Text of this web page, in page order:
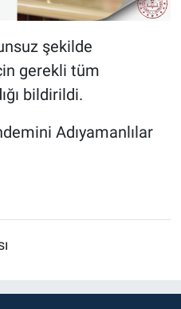
şekilde
gerekli tüm
bildirildi.
Adıyamanlılar